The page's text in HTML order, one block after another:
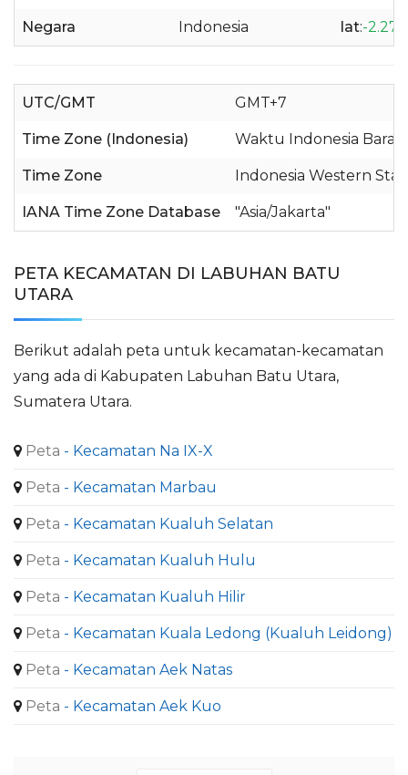
Negara Indonesia lat:-
UTC/GMT GMT+7
Time Zone (Indonesia) Waktu Indonesia Barat
Time Zone Indonesia Western
IANA Time Zone Database "Asia/Jakarta"
PETA KECAMATAN DI LABUHAN BATU
UTARA
Berikut adalah peta untuk kecamatan-kecamatan
yang ada di Kabupaten Labuhan Batu Utara,
Sumatera Utara.
Peta - Kecamatan Na IX-X
Peta - Kecamatan Marbau
Peta - Kecamatan Kualuh Selatan
Peta - Kecamatan Kualuh Hulu
Peta - Kecamatan Kualuh Hilir
Peta - Kecamatan Kuala Ledong (Kualuh Leidong)
Peta - Kecamatan Aek Natas
Peta - Kecamatan Aek Kuo